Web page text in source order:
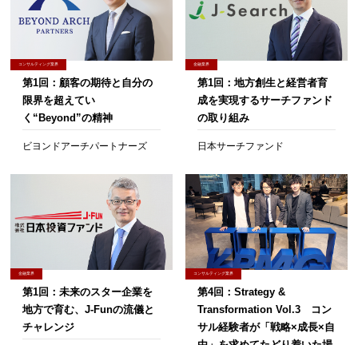
コンサルティング業界
第1回：顧客の期待と自分の
限界を超えてい
く“Beyond”の精神
ビヨンドアーチパートナーズ
金融業界
第1回：地方創生と経営者育
成を実現するサーチファンド
の取り組み
日本サーチファンド
金融業界
第1回：未来のスター企業を
地方で育む、J-Funの流儀と
チャレンジ
コンサルティング業界
第4回：Strategy &
Transformation Vol.3 コン
サル経験者が「戦略×成長×自